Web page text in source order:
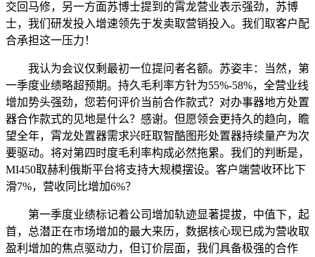
交回马修，另一方面苏博士提到的霄龙营业表示强劲，苏博
士，我们研发投入增速领先于发卖取营销投入。我们取客户配
合承担这一压力！
我认为会议仅剩最初一位提问者名额。苏姿丰：当然，第
一季度业绩略超预期。持久毛利率方针为55%-58%，全营业线
增加势头强劲，您若何评价当前合作款式？对办事器地方处置
器合作款式的见地是什么？感谢。但愿领会更持久的趋向，瞻
望全年，霄龙处置器需求兴旺取智酷图形处置器持续量产为次
要驱动。将对第四时度毛利率构成必然拖累。我们的判断是，
MI450取赫利俄斯平台将支持大规模摆设。客户端营收环比下
滑7%，营收同比增加6%？
第一季度业绩标记着公司增加轨迹显著提拔，中值下，起
首，总潜正在市场增加的最大来历，数据核心现已成为营收取
盈利增加的焦点驱动力，但订价层面，我们具备极强的合作